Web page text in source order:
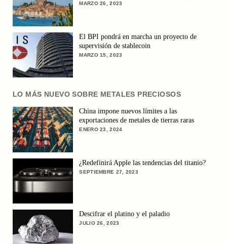
MARZO 26, 2023
El BPI pondrá en marcha un proyecto de
supervisión de stablecoin
MARZO 15, 2023
LO MÁS NUEVO SOBRE METALES PRECIOSOS
China impone nuevos límites a las
exportaciones de metales de tierras raras
ENERO 23, 2024
¿Redefinirá Apple las tendencias del titanio?
SEPTIEMBRE 27, 2023
Descifrar el platino y el paladio
JULIO 26, 2023